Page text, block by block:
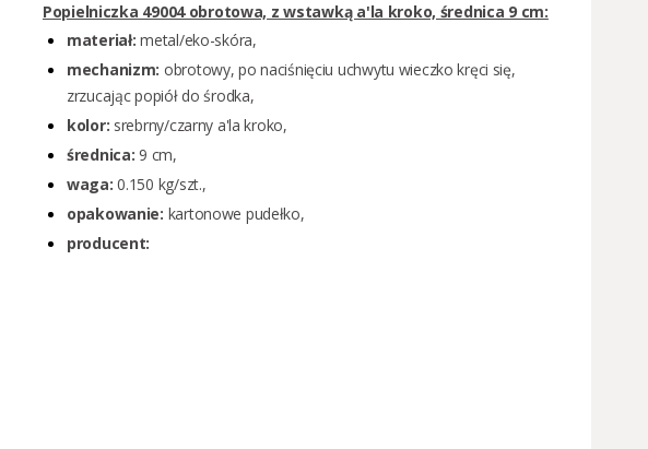
Popielniczka 49004 obrotowa, z wstawką a'la kroko, średnica 9 cm:
materiał: metal/eko-skóra,
mechanizm: obrotowy, po naciśnięciu uchwytu wieczko kręci się,
zrzucając popiół do środka,
kolor: srebrny/czarny a'la kroko,
średnica: 9 cm,
waga: 0.150 kg/szt.,
opakowanie: kartonowe pudełko,
producent: